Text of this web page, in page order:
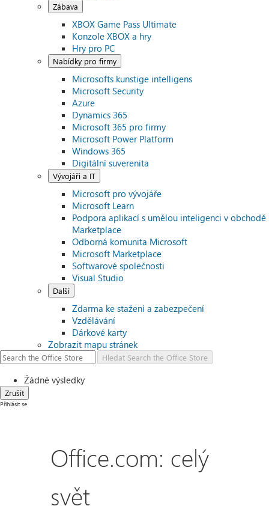
Zábava
XBOX Game Pass Ultimate
Konzole XBOX a hry
Hry pro PC
Nabídky pro firmy
Microsofts kunstige intelligens
Microsoft Security
Azure
Dynamics 365
Microsoft 365 pro firmy
Microsoft Power Platform
Windows 365
Digitální suverenita
Vývojáři a IT
Microsoft pro vývojáře
Microsoft Learn
Podpora aplikací s umělou inteligenci v obchodě
Marketplace
Odborná komunita Microsoft
Microsoft Marketplace
Softwarové společnosti
Visual Studio
Další
Zdarma ke stažení a zabezpečení
Vzdělávání
Dárkové karty
Zobrazit mapu stránek
Hledat Search the Office Store
Žádné výsledky
Zrušit
Přihlásit se
Office.com: celý
svět